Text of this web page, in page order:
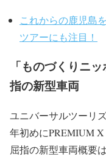
これからの鹿児島
ツアーにも注目！
「ものづくりニ
指の新型車両
ユニバーサルツーリ
年初めにPREMIUM
屈指の新型車両概要